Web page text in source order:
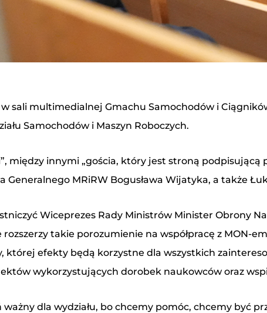
sali multimedialnej Gmachu Samochodów i
Samochodów i Maszyn Roboczych.
między innymi „gościa, który jest stroną
Generalnego MRiRW Bogusława Wijatyka, a także
Wiceprezes Rady Ministrów Minister Obrony
rozszerzy takie porozumienie na współpracę z MON-
której efekty będą korzystne dla wszystkich
wykorzystujących dorobek naukowców oraz
ważny dla wydziału, bo chcemy pomóc, chcemy być
Formularz